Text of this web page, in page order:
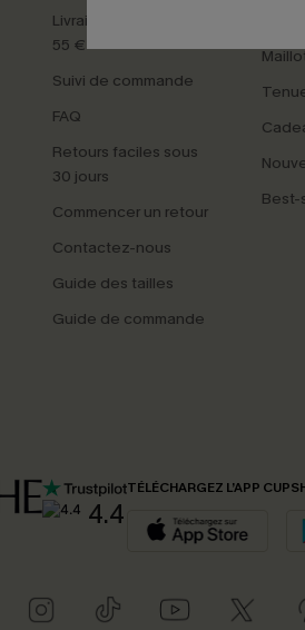
Livraison offerte dès
55 €
Suivi de commande
FAQ
Retours faciles sous
30 jours
Commencer un retour
Contactez-nous
Guide des tailles
Guide de commande
Best-
4.4
TÉLÉCHARGEZ L’APP